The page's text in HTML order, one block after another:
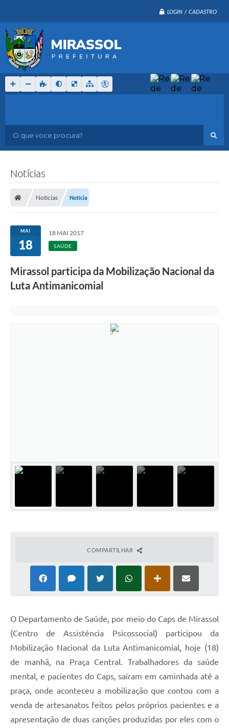
LOGIN / CADASTRO
O que voce procura?
Notícias
Notícias Notícia
MAI
18
18 MAI 2017
SAÚDE
Mirassol participa da Mobilização Nacional da
Luta Antimanicomial
COMPARTILHAR
O Departamento de Saúde, por meio do Caps de Mirassol
(Centro de Assistência Psicossocial) participou da
Mobilização Nacional da Luta Antimanicomial, hoje (18)
de manhã, na Praça Central. Trabalhadores da saúde
mental, e pacientes do Caps, saíram em caminhada até a
praça, onde aconteceu a mobilização que contou com a
venda de artesanatos feitos pelos próprios pacientes e a
apresentação de duas canções produzidas por eles com o